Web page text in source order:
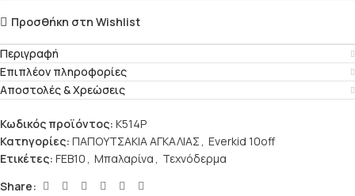
Προσθήκη στη Wishlist
Περιγραφή
Επιπλέον πληροφορίες
Αποστολές & Χρεώσεις
Κωδικός προϊόντος: K514P
Κατηγορίες: ΠΑΠΟΥΤΣΑΚΙΑ ΑΓΚΑΛΙΑΣ, Everkid 10off
Ετικέτες: FEB10, Μπαλαρίνα, Τεχνόδερμα
Share: